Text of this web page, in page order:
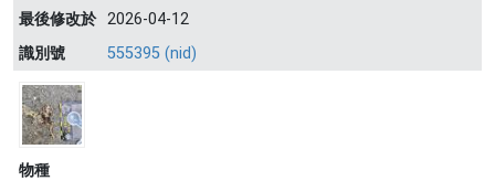
最後修改於 2026-04-12
識別號
555395 (nid)
物種